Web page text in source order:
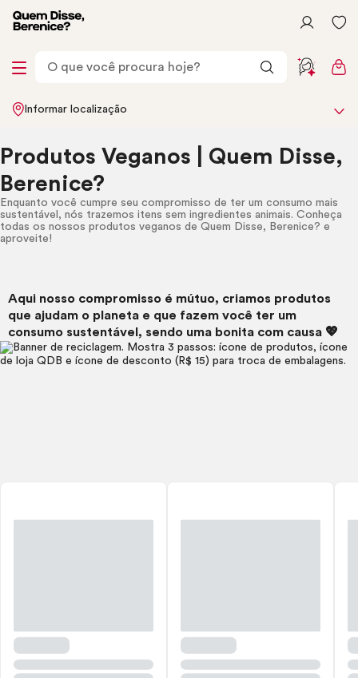
Informar localização
Produtos Veganos | Quem Disse,
Berenice?
Enquanto você cumpre seu compromisso de ter um consumo mais
sustentável, nós trazemos itens sem ingredientes animais. Conheça
todas os nossos produtos veganos de Quem Disse, Berenice? e
aproveite!
Aqui nosso compromisso é mútuo, criamos produtos
que ajudam o planeta e que fazem você ter um
consumo sustentável, sendo uma bonita com causa 💖